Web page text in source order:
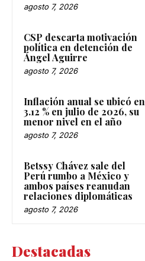
agosto 7, 2026
CSP descarta motivación
política en detención de
Ángel Aguirre
agosto 7, 2026
Inflación anual se ubicó en
3.12 % en julio de 2026, su
menor nivel en el año
agosto 7, 2026
Betssy Chávez sale del
Perú rumbo a México y
ambos países reanudan
relaciones diplomáticas
agosto 7, 2026
Destacadas